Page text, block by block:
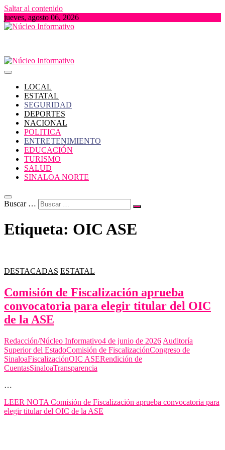
Saltar al contenido
jueves, agosto 06, 2026
LOCAL
ESTATAL
SEGURIDAD
DEPORTES
NACIONAL
POLITICA
ENTRETENIMIENTO
EDUCACIÓN
TURISMO
SALUD
SINALOA NORTE
Buscar …
Etiqueta: OIC ASE
DESTACADAS ESTATAL
Comisión de Fiscalización aprueba
convocatoria para elegir titular del OIC
de la ASE
Redacción/Núcleo Informativo4 de junio de 2026 Auditoría
Superior del EstadoComisión de FiscalizaciónCongreso de
SinaloaFiscalizaciónOIC ASERendición de
CuentasSinaloaTransparencia
…
LEER NOTA Comisión de Fiscalización aprueba convocatoria para
elegir titular del OIC de la ASE